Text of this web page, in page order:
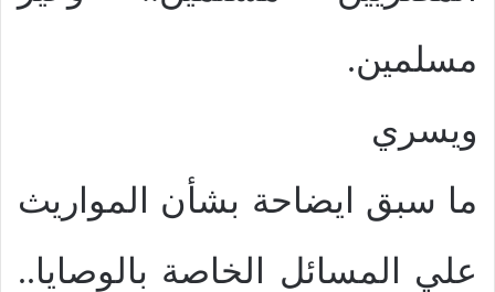
مسلمين.
ويسري
ما سبق ايضاحة بشأن المواريث
علي المسائل الخاصة بالوصايا..